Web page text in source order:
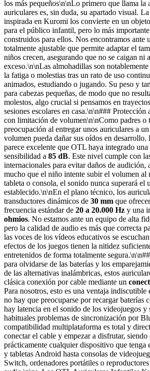
los más pequeños\n\nLo primero que llama la
auriculares es, sin duda, su apartado visual.
inspirada en Kuromi los convierte en un
para el público infantil, pero lo más importante
construidos para ellos. Nos encontramos ante
totalmente ajustable que permite adaptar el
niños crecen, asegurando que no se caigan ni
exceso.\n\nLas almohadillas son
la fatiga o molestias tras un rato de uso
animados, estudiando o jugando. Su peso y
para cabezas pequeñas, de modo que no
molestos, algo crucial si pensamos en
sesiones escolares en casa.\n\n### Protección
con limitación de volumen\n\nComo padres o
preocupación al entregar unos auriculares a
volumen pueda dañar sus oídos en desarrollo.
parece excelente que OTL haya integrado
sensibilidad a 85 dB. Este nivel cumple con
internacionales para evitar daños de audición,
mucho que el niño intente subir el volumen al
tableta o consola, el sonido nunca superará el
establecido.\n\nEn el plano técnico, los
transductores dinámicos de 30 mm que
frecuencia estándar de 20 a 20.000 Hz y una
ohmios. No estamos ante un equipo de alta
pero la calidad de audio es más que correcta
las voces de los vídeos educativos se
efectos de los juegos tienen la nitidez
entretenidos de forma totalmente
para olvidarse de las baterías y los
de las alternativas inalámbricas, estos
clásica conexión por cable mediante un
Para nosotros, esto es una ventaja
no hay que preocuparse por recargar baterías
hay latencia en el sonido de los videojuegos y
habituales problemas de sincronización por
compatibilidad multiplataforma es total y
conectar el cable y empezar a disfrutar,
prácticamente cualquier dispositivo que tenga
y tabletas Android hasta consolas de
Switch, ordenadores portátiles o